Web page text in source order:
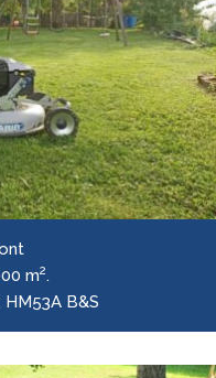
m2.
HM53A B&S